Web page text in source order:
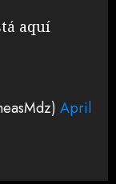
aquí
April